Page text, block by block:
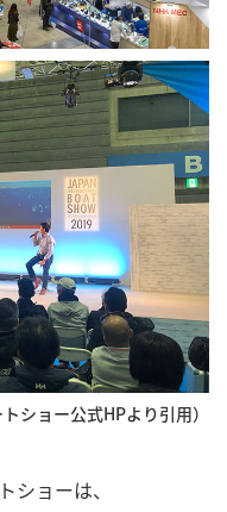
ショー公式HPより引用）
ショーは、